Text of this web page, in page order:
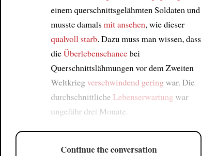
einem querschnittsgelähmten Soldaten und
musste damalsmit ansehen, wie dieser
qualvoll starb. Dazu muss man wissen, dass
dieÜberlebenschancebei
Querschnittslähmungen vor dem Zweiten
Weltkriegverschwindend geringwar. Die
durchschnittliche Lebenserwartung war
ungefähr drei Monate.
Continue the conversation